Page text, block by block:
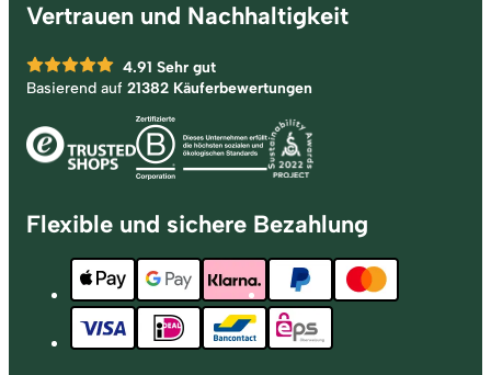
Vertrauen und Nachhaltigkeit
4.91 Sehr gut
Basierend auf 21382 Käuferbewertungen
Flexible und sichere Bezahlung